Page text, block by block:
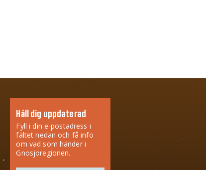
Håll dig uppdaterad
Fyll i din e-postadress i
fältet nedan och få info
om vad som händer i
Gnosjöregionen.